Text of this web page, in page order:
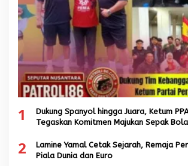
1
Dukung Spanyol hingga Juara, Ketum
Tegaskan Komitmen Majukan Sepak
2
Lamine Yamal Cetak Sejarah, Remaja
Piala Dunia dan Euro